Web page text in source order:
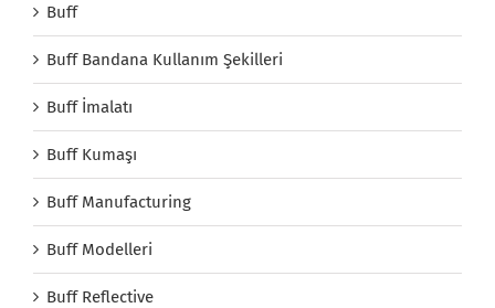
Buff
Buff Bandana Kullanım Şekilleri
Buff İmalatı
Buff Kumaşı
Buff Manufacturing
Buff Modelleri
Buff Reflective